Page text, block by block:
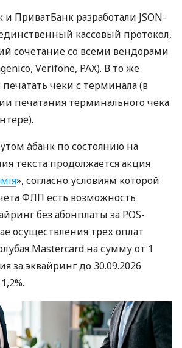
ПриватБанк разработали JSON-
кассовый протокол,
сочетание со всеми вендорами
Verifone, PAX). В то же
чеки с терминала (в
печатания терминального чека
àбанк по состоянию на
текста продолжается акция
», согласно условиям которой
ФЛП есть возможность
без абонплаты за POS-
осуществления трех оплат
Mastercard на сумму от 1
за эквайринг до 30.09.2026